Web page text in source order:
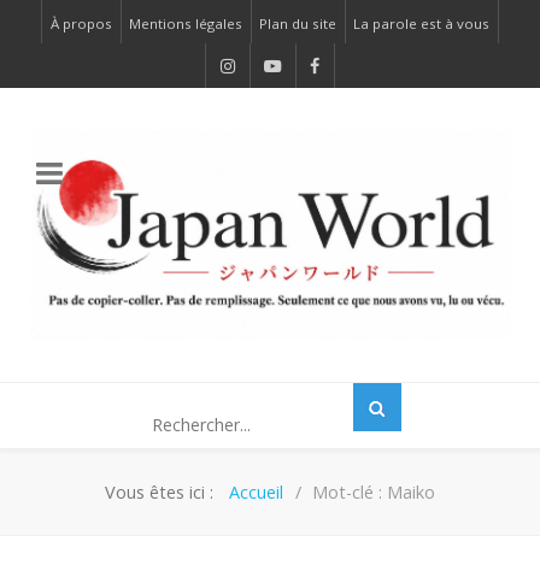
À propos Mentions légales Plan du site La parole est à vous
Vous êtes ici : Accueil Mot-clé : Maiko